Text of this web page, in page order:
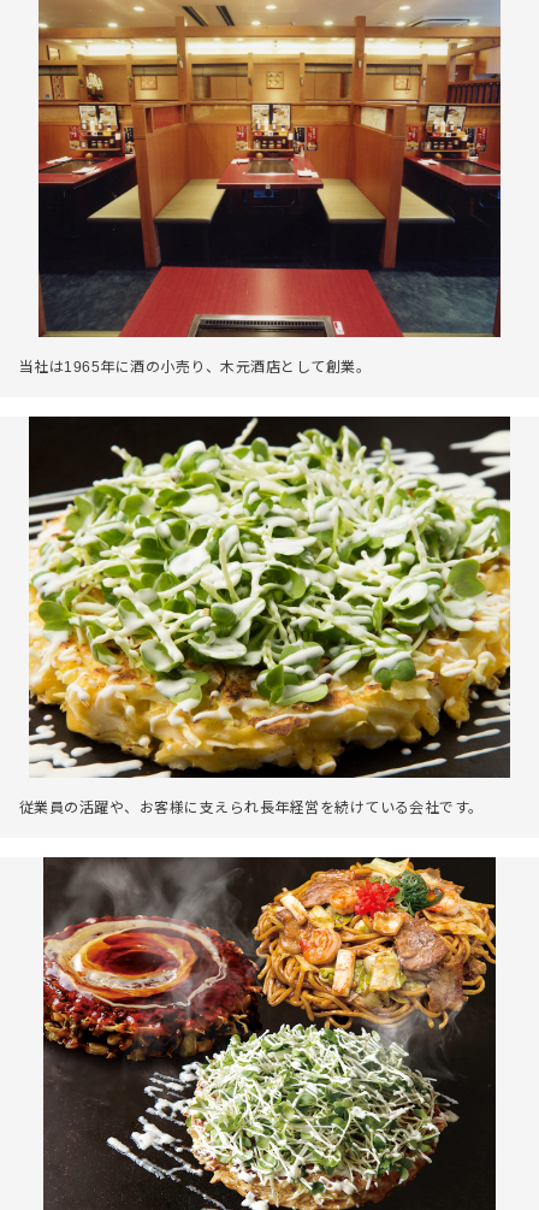
当社は1965年に酒の小売り、木元酒店として創業。
従業員の活躍や、お客様に支えられ長年経営を続けている会社です。